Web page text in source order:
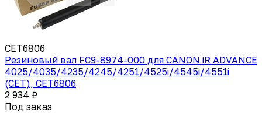
CET6806
Резиновый вал FC9-8974-000 для CANON iR ADVANCE
4025/4035/4235/4245/4251/4525i/4545i/4551i
(CET), CET6806
2 934 ₽
Под заказ